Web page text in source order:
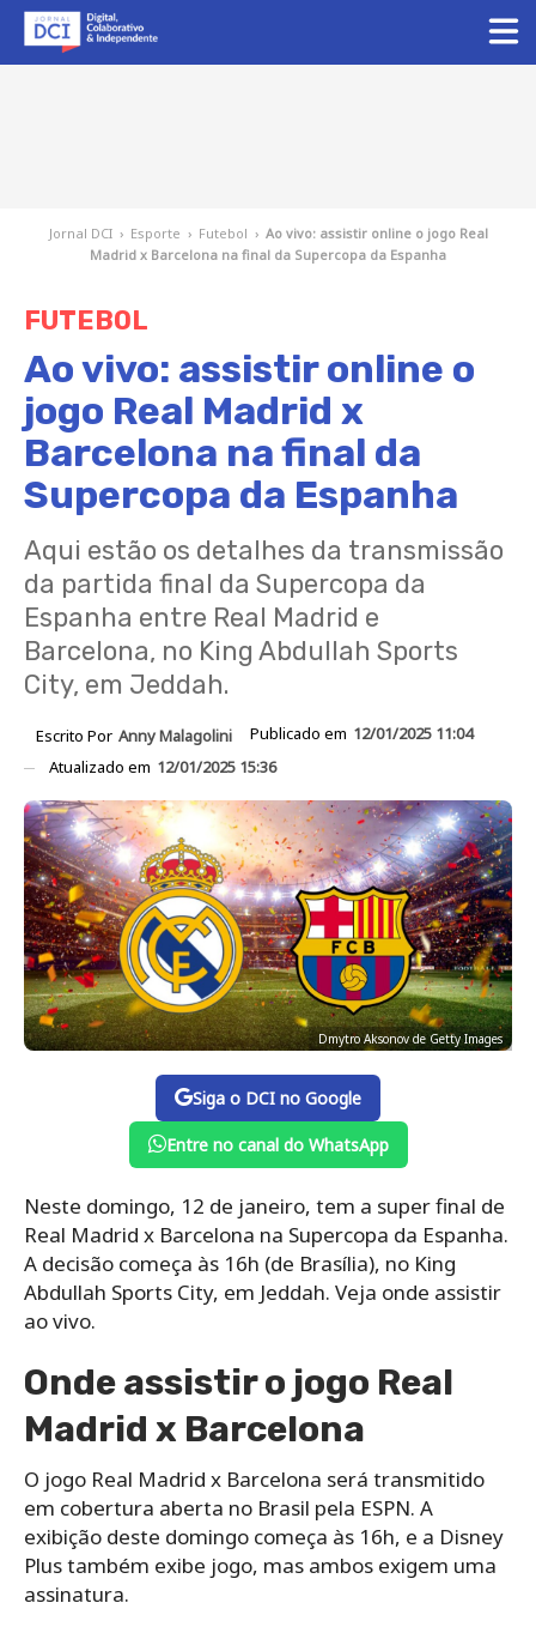
Jornal DCI › Esporte › Futebol › Ao vivo: assistir online o jogo Real
Madrid x Barcelona na final da Supercopa da Espanha
FUTEBOL
Ao vivo: assistir online o
jogo Real Madrid x
Barcelona na final da
Supercopa da Espanha
Aqui estão os detalhes da transmissão
da partida final da Supercopa da
Espanha entre Real Madrid e
Barcelona, ​​no King Abdullah Sports
City, em Jeddah.
Escrito Por Anny Malagolini Publicado em 12/01/2025 11:04
Atualizado em 12/01/2025 15:36
Dmytro Aksonov de Getty Images
Siga o DCI no Google
Entre no canal do WhatsApp
Neste domingo, 12 de janeiro, tem a super final de
Real Madrid x Barcelona na Supercopa da Espanha.
A decisão começa às 16h (de Brasília), no King
Abdullah Sports City, em Jeddah. Veja onde assistir
ao vivo.
Onde assistir o jogo Real
Madrid x Barcelona
O jogo Real Madrid x Barcelona será transmitido
em cobertura aberta no Brasil pela ESPN. A
exibição deste domingo começa às 16h, e a Disney
Plus também exibe jogo, mas ambos exigem uma
assinatura.